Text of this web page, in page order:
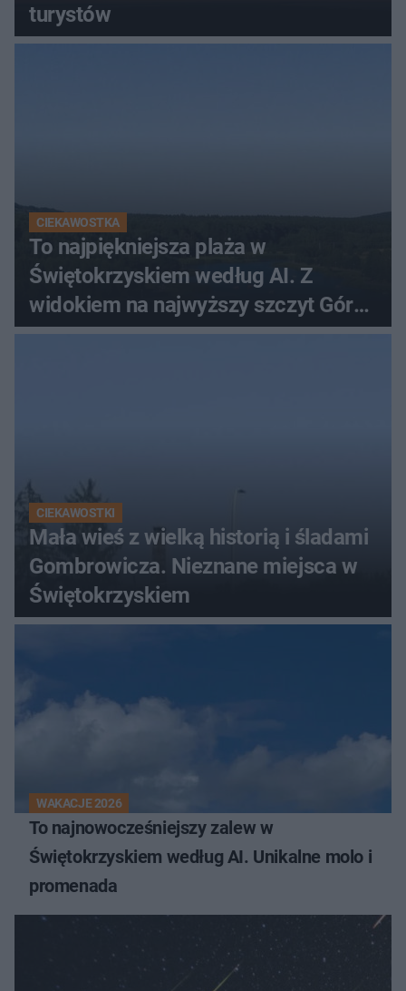
turystów
CIEKAWOSTKA
To najpiękniejsza plaża w
Świętokrzyskiem według AI. Z
widokiem na najwyższy szczyt Gór
Świętokrzyskich
CIEKAWOSTKI
Mała wieś z wielką historią i śladami
Gombrowicza. Nieznane miejsca w
Świętokrzyskiem
WAKACJE 2026
To najnowocześniejszy zalew w
Świętokrzyskiem według AI. Unikalne molo i
promenada